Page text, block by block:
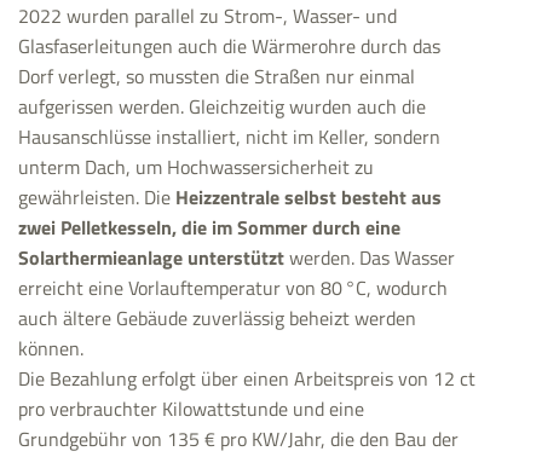
2022 wurden parallel zu Strom-, Wasser- und
Glasfaserleitungen auch die Wärmerohre durch das
Dorf verlegt, so mussten die Straßen nur einmal
aufgerissen werden. Gleichzeitig wurden auch die
Hausanschlüsse installiert, nicht im Keller, sondern
unterm Dach, um Hochwassersicherheit zu
gewährleisten. Die Heizzentrale selbst besteht aus
zwei Pelletkesseln, die im Sommer durch eine
Solarthermieanlage unterstütztwerden. Das Wasser
erreicht eine Vorlauftemperatur von 80 °C, wodurch
auch ältere Gebäude zuverlässig beheizt werden
können.
Die Bezahlung erfolgt über einen Arbeitspreis von 12 ct
pro verbrauchter Kilowattstunde und eine
Grundgebühr von 135 € pro KW/Jahr, die den Bau der